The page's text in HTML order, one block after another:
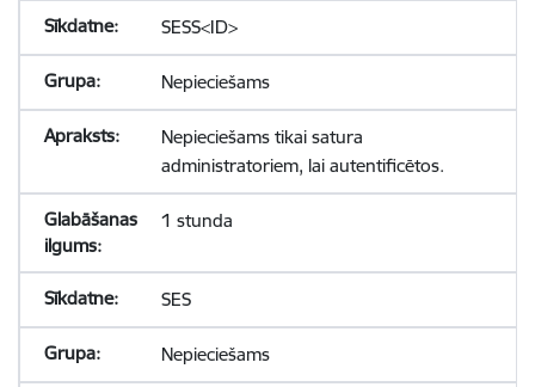
SESS<ID>
Nepieciešams
Nepieciešams tikai satura
administratoriem, lai autentificētos.
1 stunda
SES
Nepieciešams